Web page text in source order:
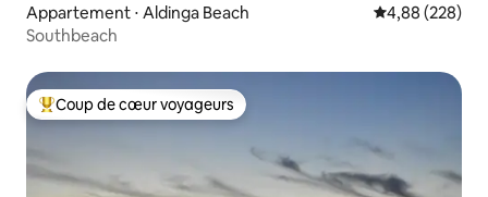
Appartement ⋅ Aldinga Beach Évaluation
4,88 (228)
Southbeach
Coups de cœur voyageurs les plus appréciés
Coup de cœur voyageurs